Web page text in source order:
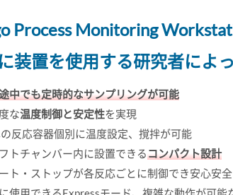
Process Monitoring
装置を使用する研究者によ
中でも定時的なサンプリングが可能
な温度制御と安定性を実現
反応容器個別に温度設定、撹拌が可能
トチャンバー内に設置できるコンパクト設計
ト・ストップが各反応ごとに制御でき安心安全